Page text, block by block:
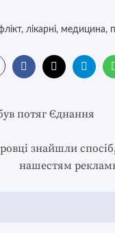
, лікарні, медицина,
потяг Єднання
знайшли
нашестям